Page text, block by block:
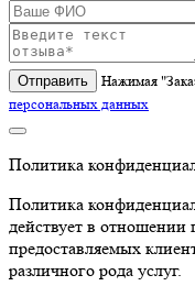
Отправить
Нажимая
персональных данных
Политика
Политика
действует в отношении
предоставляемых
различного рода услуг.